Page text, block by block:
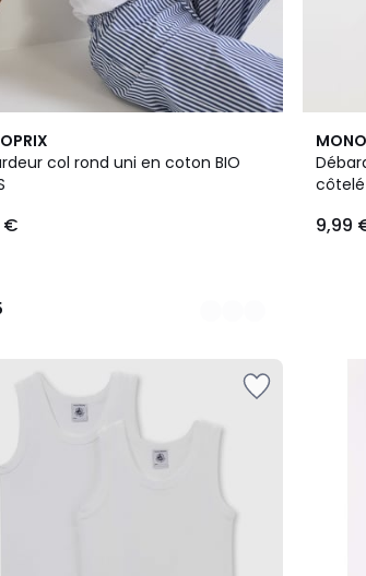
col rond uni en coton BIO
€
côtelé
9,99
3